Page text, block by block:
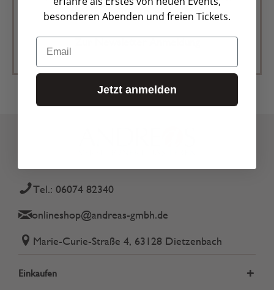
verpasse keine Angebote mehr
Tel.: 06074 82340
onlineshop@andreas-gmbh.de
Marie-Curie-Straße 4, 63128 Dietzenbach
Einkaufen
besonderen Abenden und freien Tickets.
Email
Jetzt anmelden